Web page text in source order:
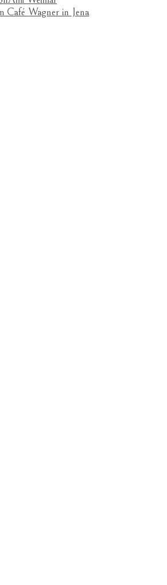
Café Wagner in Jena